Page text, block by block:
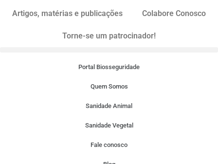
Artigos, matérias e publicações Colabore Conosco
Torne-se um patrocinador!
Portal Biosseguridade
Quem Somos
Sanidade Animal
Sanidade Vegetal
Fale conosco